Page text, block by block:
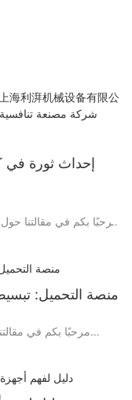
إحداث ثورة في
مرحبًا بكم في مقالتنا
النقل الآلية". في بيئة
والتغليف، فإن منصات
اللعبة بالنسبة للشركات
عالم الأتمتة الرائع
وإحداث ثورة في طريقة
منصات التحميل
السلامة، وتقديم
التكنولوجيا المتطورة
منصة التحميل:
مرحبًا بكم في
بكفاءة تلقائية،" حيث
من المهم
المساس بالجودة. تستكشف